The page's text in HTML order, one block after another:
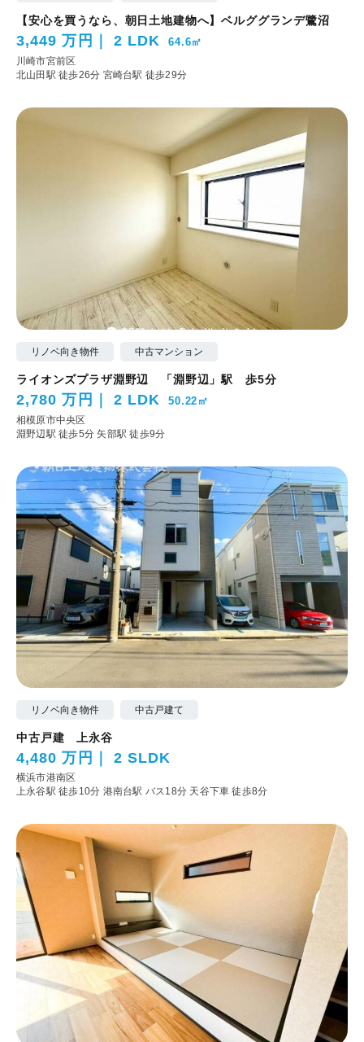
【安心を買うなら、朝日土地建物へ】ベルググランデ鷺沼
3,449 万円 2 LDK 64.6㎡
川崎市宮前区
北山田駅 徒歩26分 宮崎台駅 徒歩29分
リノベ向き物件 中古マンション
ライオンズプラザ淵野辺 「淵野辺」駅 歩5分
2,780 万円 2 LDK 50.22㎡
相模原市中央区
淵野辺駅 徒歩5分 矢部駅 徒歩9分
リノベ向き物件 中古戸建て
中古戸建 上永谷
4,480 万円 2 SLDK
横浜市港南区
上永谷駅 徒歩10分 港南台駅 バス18分 天谷下車 徒歩8分